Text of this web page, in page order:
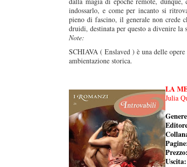
indossarlo, e come per incanto si
pieno di fascino, il generale non crede
druidi, destinata per questo a divenire la
Note:
SCHIAVA ( Enslaved ) è una delle
ambientazione storica.
LA
Julia
Prezzo:
Uscita: